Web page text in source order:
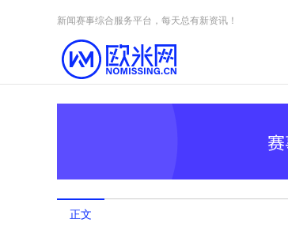
新闻赛事综合服务平台，每天总有新资讯！
正文